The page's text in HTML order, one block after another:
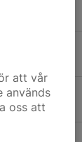
att vår
används
oss att